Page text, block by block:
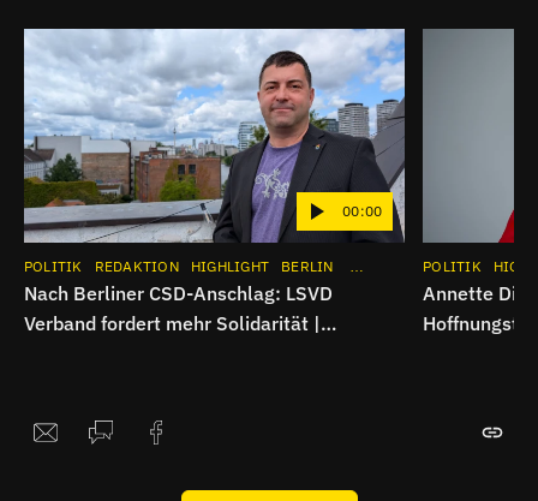
00:00
POLITIK REDAKTION HIGHLIGHT BERLIN INTERVIEW APP
Nach Berliner CSD-Anschlag: LSVD
Verband fordert mehr Solidarität |
POLITIK
Annette